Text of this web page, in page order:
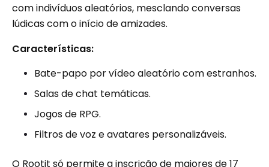
com indivíduos aleatórios, mesclando conversas
lúdicas com o início de amizades.
Características:
Bate-papo por vídeo aleatório com estranhos.
Salas de chat temáticas.
Jogos de RPG.
Filtros de voz e avatares personalizáveis.
O Rootit só permite a inscrição de maiores de 17